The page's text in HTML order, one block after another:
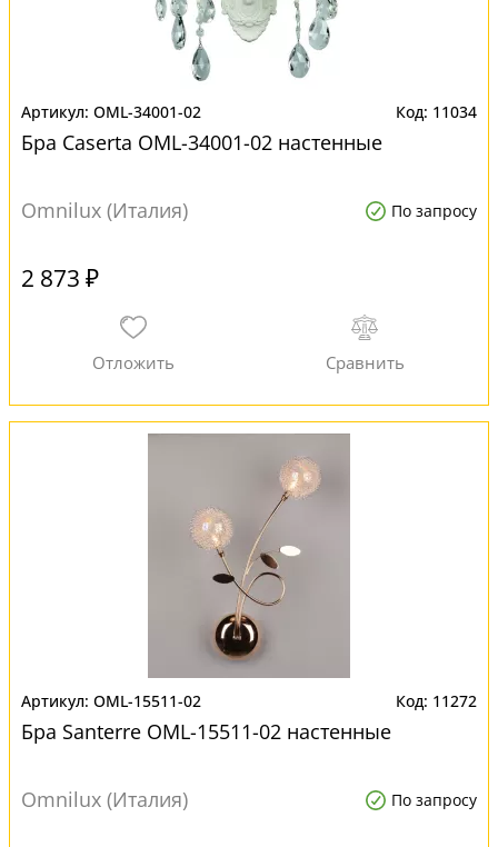
OML-34001-02 11034
Бра Caserta OML-34001-02 настенные
Omnilux (Италия) По запросу
2 873 ₽
OML-15511-02 11272
Бра Santerre OML-15511-02 настенные
Omnilux (Италия) По запросу